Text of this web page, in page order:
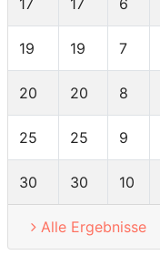
17 17 6
19 19 7
20 20 8
25 25 9
30 30 10
Alle Ergebnisse